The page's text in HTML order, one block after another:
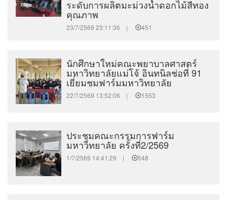
ระดับการผลิตมะม่วงน้ำดอกไม้สีทอง
คุณภาพ
23/7/2569 23:11:36 | 451
นักศึกษาใหม่คณะพยาบาลศาสตร์
มหาวิทยาลัยแม่โจ้ อินทนิลช่อที่ 91
เยี่ยมชมฟาร์มมหาวิทยาลัย
22/7/2569 13:52:06 | 1553
ประชุมคณะกรรมการฟาร์ม
มหาวิทยาลัย ครั้งที่2/2569
1/7/2569 14:41:29 | 548